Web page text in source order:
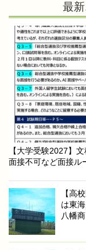
最
【大学受験2027】
面接不可など面接ル
【高
は東
八幡